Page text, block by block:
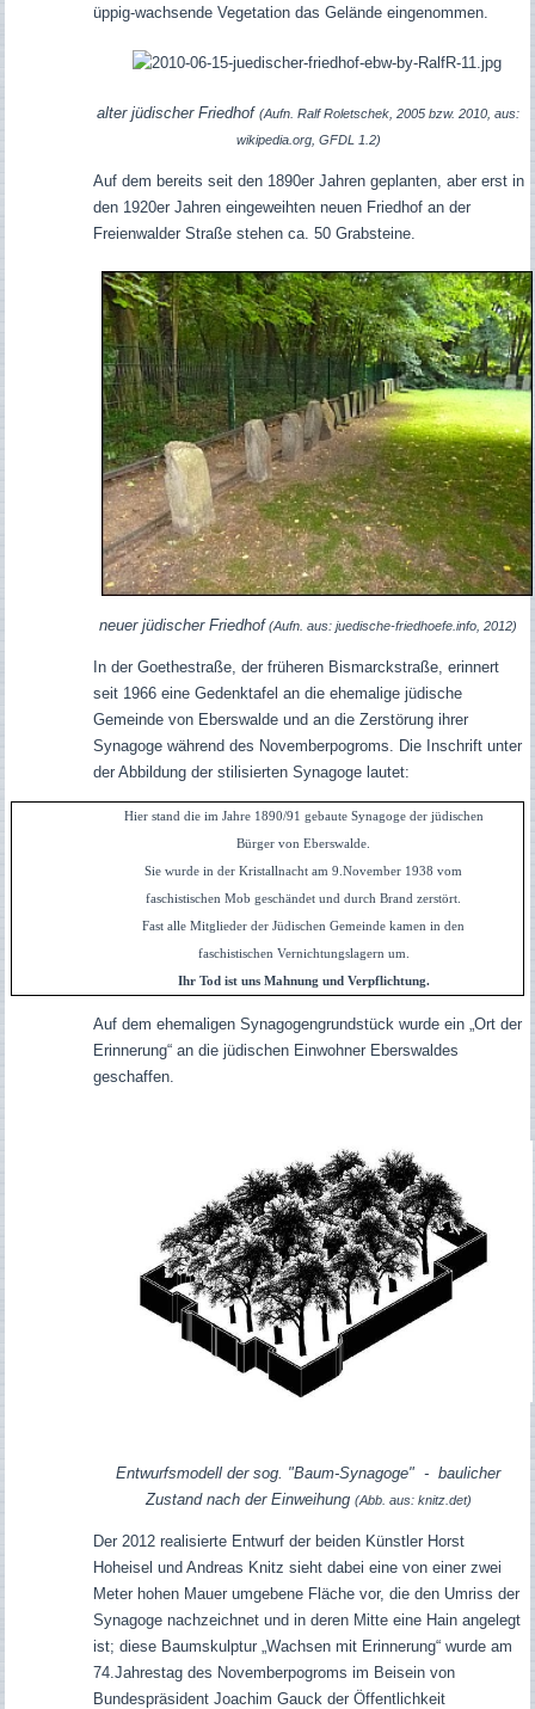
üppig-wachsende Vegetation das Gelände eingenommen.
alter jüdischer Friedhof(Aufn. Ralf Roletschek, 2005 bzw. 2010, aus:
wikipedia.org, GFDL 1.2)
Auf dem bereits seit den 1890er Jahren geplanten, aber erst in
den 1920er Jahren eingeweihten neuen Friedhof an der
Freienwalder Straße stehen ca. 50 Grabsteine.
neuer jüdischer Friedhof(Aufn. aus: juedische-friedhoefe.info, 2012)
In der Goethestraße, der früheren Bismarckstraße, erinnert
seit 1966 eine Gedenktafel an die ehemalige jüdische
Gemeinde von Eberswalde und an die Zerstörung ihrer
Synagoge während des Novemberpogroms. Die Inschrift unter
der Abbildung der stilisierten Synagoge lautet:
Hier stand die im Jahre 1890/91 gebaute Synagoge der jüdischen
Bürger von Eberswalde.
Sie wurde in der Kristallnacht am 9.November 1938 vom
faschistischen Mob geschändet und durch Brand zerstört.
Fast alle Mitglieder der Jüdischen Gemeinde kamen in den
faschistischen Vernichtungslagern um.
Ihr Tod ist uns Mahnung und Verpflichtung.
Auf dem ehemaligen Synagogengrundstück wurde ein „Ort der
Erinnerung“ an die jüdischen Einwohner Eberswaldes
geschaffen.
Entwurfsmodell der sog. "Baum-Synagoge" - baulicher
Zustand nach der Einweihung (Abb. aus: knitz.det)
Der 2012 realisierte Entwurf der beiden Künstler Horst
Hoheisel und Andreas Knitz sieht dabei eine von einer zwei
Meter hohen Mauer umgebene Fläche vor, die den Umriss der
Synagoge nachzeichnet und in deren Mitte eine Hain angelegt
ist; diese Baumskulptur „Wachsen mit Erinnerung“ wurde am
74.Jahrestag des Novemberpogroms im Beisein von
Bundespräsident Joachim Gauck der Öffentlichkeit